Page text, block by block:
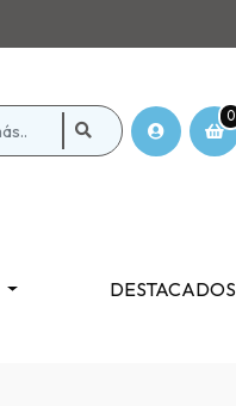
0
DESTACADOS